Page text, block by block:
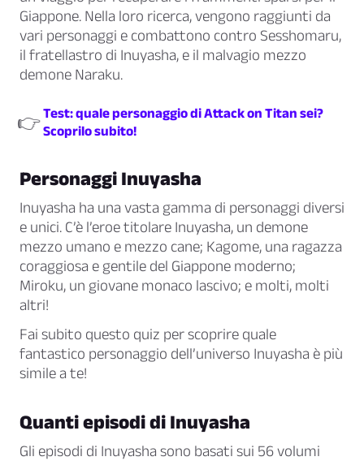
Giappone. Nella loro ricerca, vengono raggiunti da
vari personaggi e combattono contro Sesshomaru,
il fratellastro di Inuyasha, e il malvagio mezzo
demone Naraku.
👉 Test: quale personaggio di Attack on Titan sei?
Scoprilo subito!
Personaggi Inuyasha
Inuyasha ha una vasta gamma di personaggi diversi
e unici. C’è l’eroe titolare Inuyasha, un demone
mezzo umano e mezzo cane; Kagome, una ragazza
coraggiosa e gentile del Giappone moderno;
Miroku, un giovane monaco lascivo; e molti, molti
altri!
Fai subito questo quiz per scoprire quale
fantastico personaggio dell’universo Inuyasha è più
simile a te!
Quanti episodi di Inuyasha
Gli episodi di Inuyasha sono basati sui 56 volumi